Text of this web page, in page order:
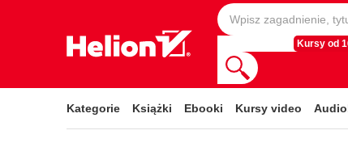
Kursy od
Kategorie Książki Ebooki Kursy video